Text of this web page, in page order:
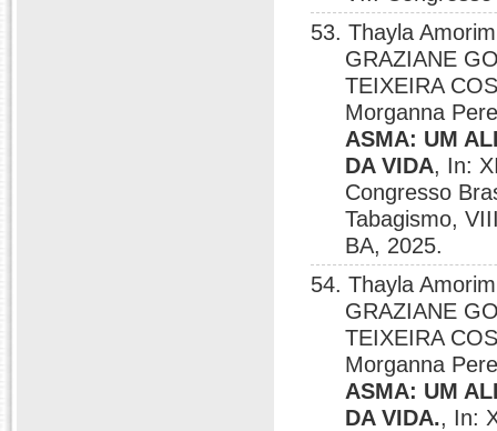
53. Thayla
GRAZIANE
TEIXEIRA
Morganna
ASMA: UM
DA VIDA, In:
Congresso
Tabagismo,
BA, 2025.
54. Thayla
GRAZIANE
TEIXEIRA
Morganna
ASMA: UM
DA VIDA., In: